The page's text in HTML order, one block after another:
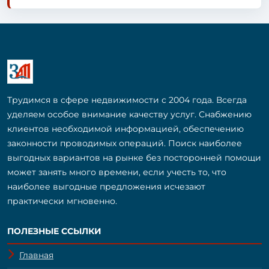
Трудимся в сфере недвижимости с 2004 года. Всегда
уделяем особое внимание качеству услуг. Снабжению
клиентов необходимой информацией, обеспечению
законности проводимых операций. Поиск наиболее
выгодных вариантов на рынке без посторонней помощи
может занять много времени, если учесть то, что
наиболее выгодные предложения исчезают
практически мгновенно.
ПОЛЕЗНЫЕ ССЫЛКИ
Главная